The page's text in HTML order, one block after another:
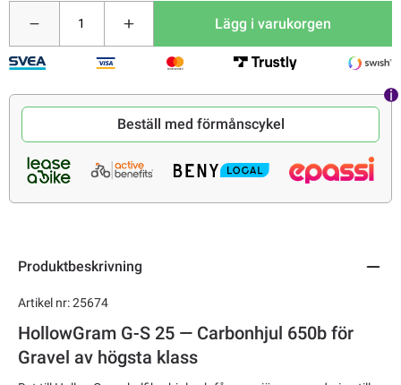
Lägg i varukorgen
Beställ med förmånscykel
Produktbeskrivning
Artikel nr: 25674
HollowGram G-S 25 — Carbonhjul 650b för
Gravel av högsta klass